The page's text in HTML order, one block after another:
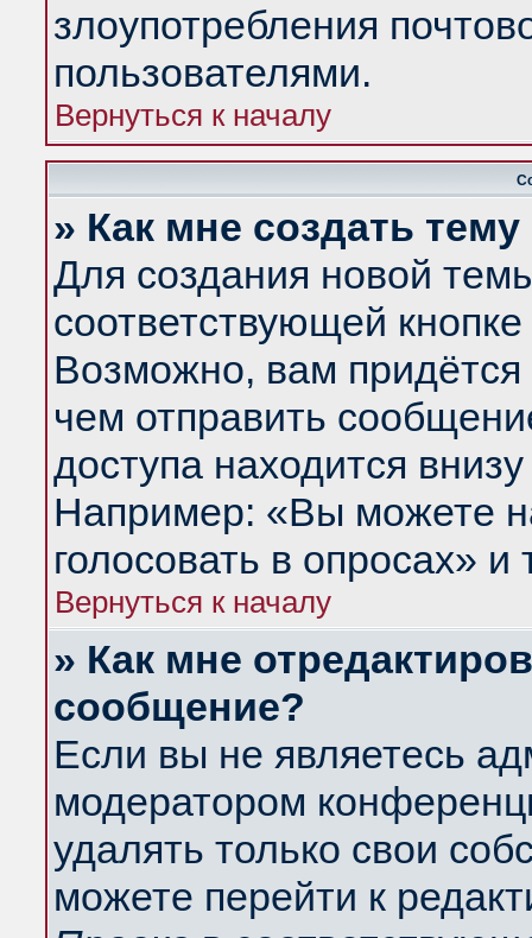
злоупотребления
пользователями.
Вернуться к началу
» Как мне создать
Для создания новой
соответствующей
Возможно, вам придётся
чем отправить
доступа находится
Например: «Вы можете
голосовать в опросах» и
Вернуться к началу
» Как мне
сообщение?
Если вы не являетесь
модератором
удалять только свои
можете перейти к